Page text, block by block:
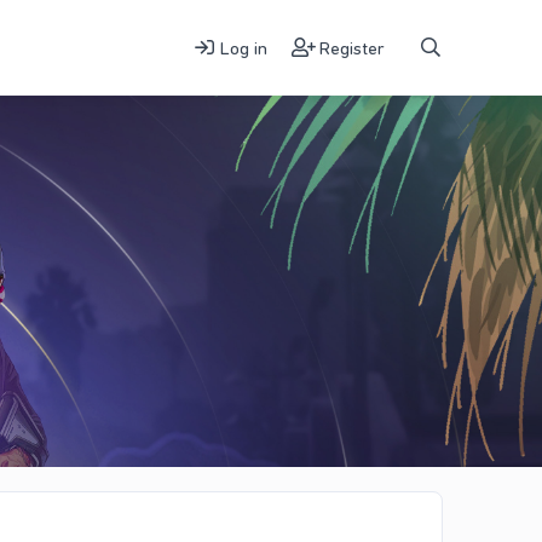
Log in Register